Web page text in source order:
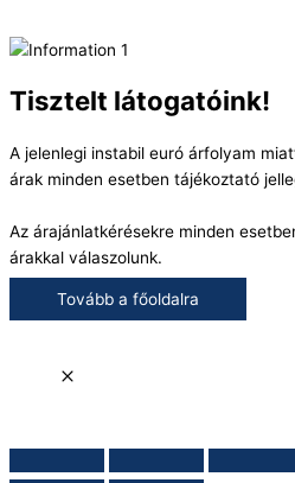
Tisztelt látogatóink!
A jelenlegi instabil euró árfolyam
árak minden esetben tájékoztató
Az árajánlatkérésekre minden
árakkal válaszolunk.
Tovább a főoldalra